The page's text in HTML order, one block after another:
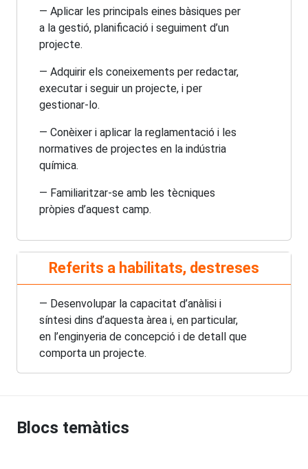
— Aplicar les principals eines bàsiques per
a la gestió, planificació i seguiment d’un
projecte.
— Adquirir els coneixements per redactar,
executar i seguir un projecte, i per
gestionar-lo.
— Conèixer i aplicar la reglamentació i les
normatives de projectes en la indústria
química.
— Familiaritzar-se amb les tècniques
pròpies d’aquest camp.
Referits a habilitats, destreses
— Desenvolupar la capacitat d’anàlisi i
síntesi dins d’aquesta àrea i, en particular,
en l’enginyeria de concepció i de detall que
comporta un projecte.
Blocs temàtics